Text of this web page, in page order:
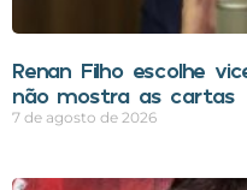
Renan Filho escolhe
não mostra as cartas
7 de agosto de 2026